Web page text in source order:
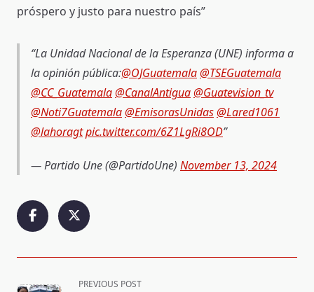
próspero y justo para nuestro país”
La Unidad Nacional de la Esperanza (UNE) informa a
la opinión pública:@OJGuatemala@TSEGuatemala
@CC_Guatemala@CanalAntigua@Guatevision_tv
@Noti7Guatemala@EmisorasUnidas@Lared1061
@lahoragtpic.twitter.com/6Z1LgRi8OD
— Partido Une (@PartidoUne) November 13, 2024
<span
PREVIOUS POST